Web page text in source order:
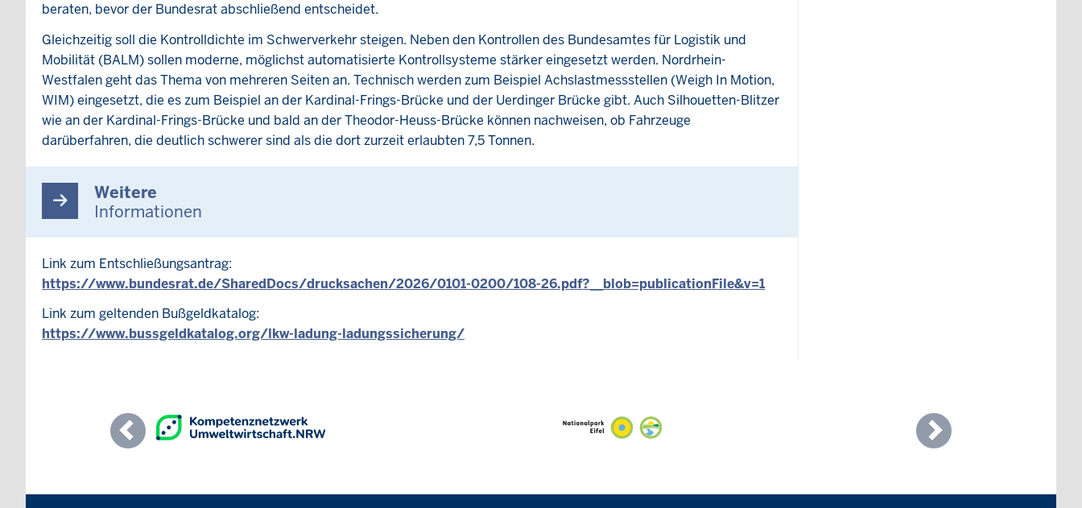
beraten, bevor der Bundesrat abschließend entscheidet.
Gleichzeitig soll die Kontrolldichte im Schwerverkehr steigen. Neben den Kontrollen des Bundesamtes für Logistik und
Mobilität (BALM) sollen moderne, möglichst automatisierte Kontrollsysteme stärker eingesetzt werden. Nordrhein-
Westfalen geht das Thema von mehreren Seiten an. Technisch werden zum Beispiel Achslastmessstellen (Weigh In Motion,
WIM) eingesetzt, die es zum Beispiel an der Kardinal-Frings-Brücke und der Uerdinger Brücke gibt. Auch Silhouetten-Blitzer
wie an der Kardinal-Frings-Brücke und bald an der Theodor-Heuss-Brücke können nachweisen, ob Fahrzeuge
darüberfahren, die deutlich schwerer sind als die dort zurzeit erlaubten 7,5 Tonnen.
Weitere
Informationen
Link zum Entschließungsantrag:
https://www.bundesrat.de/SharedDocs/drucksachen/2026/0101-0200/108-26.pdf?__blob=publicationFile&v=1
Link zum geltenden Bußgeldkatalog:
https://www.bussgeldkatalog.org/lkw-ladung-ladungssicherung/
Previous Next